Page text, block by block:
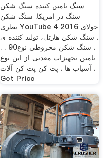
سنگ تامین کننده سنگ شکن
سنگ در امریکا. سنگ شکن
بطری YouTube 4 جولای 2016
. سنگ شکن هارتل، تولید کننده ی
. سنگ شکن مخروطی نوع90 . .
تامین تجهیزات معدنی از این نوع
آسیاب ها . پت کن پت کن آلات .
Get Price